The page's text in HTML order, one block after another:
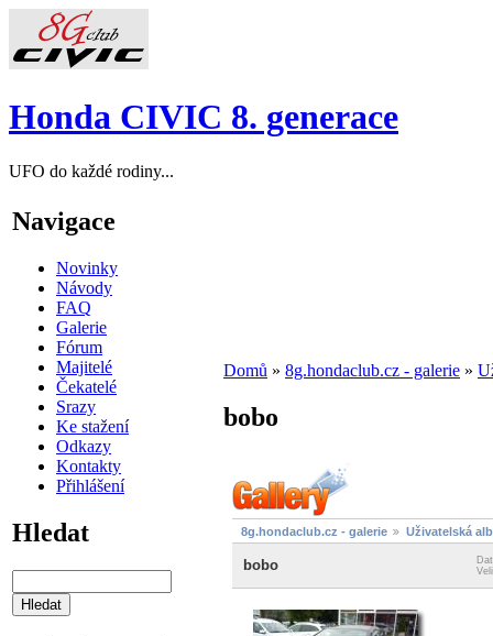
Honda CIVIC 8. generace
UFO do každé rodiny...
Navigace
Novinky
Návody
FAQ
Galerie
Fórum
Majitelé
Čekatelé
Srazy
Ke stažení
Odkazy
Kontakty
Přihlášení
Hledat
Domů » 8g.hondaclub.cz - galerie »
bobo
8g.hondaclub.cz - galerie Uživatelská
bobo